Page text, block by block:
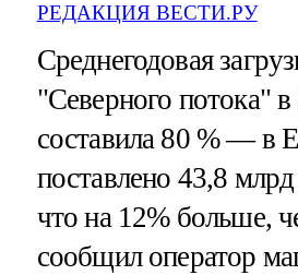
РЕДАКЦИЯ ВЕСТИ.РУ
Среднегодовая
"Северного потока" в
составила 80 % — в
поставлено 43,8
что на 12% больше,
сообщил оператор